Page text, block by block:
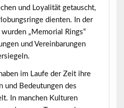
und Loyalität getauscht,
dienten. In der
„Memorial Rings“
und Vereinbarungen
im Laufe der Zeit ihre
und Bedeutungen des
In manchen Kulturen